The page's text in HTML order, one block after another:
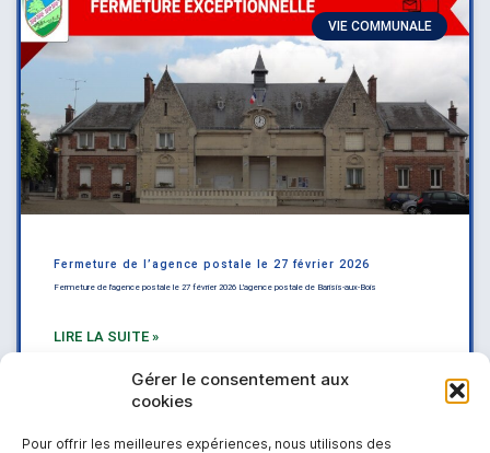
Gérer le consentement aux
cookies
Pour offrir les meilleures expériences, nous utilisons des
VIE COMMUNALE
Fermeture de l’agence postale le 27 février 2026
Fermeture de l’agence postale le 27 février 2026 L’agence postale de Barisis-aux-Bois
LIRE LA SUITE »